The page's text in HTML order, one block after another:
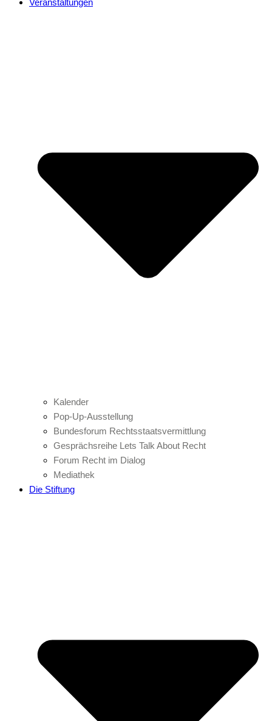
Veranstaltungen
Kalender
Pop-Up-Ausstellung
Bundesforum Rechtsstaatsvermittlung
Gesprächsreihe Lets Talk About Recht
Forum Recht im Dialog
Mediathek
Die Stiftung